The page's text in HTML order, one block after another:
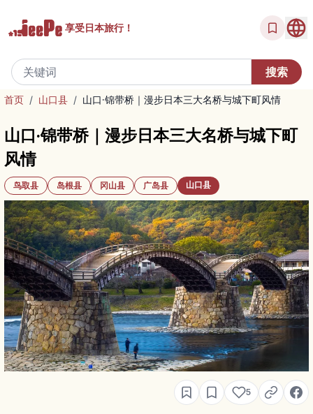
享受日本旅行！
首页 / 山口县 / 山口·锦带桥｜漫步日本三大名桥与城下町风情
山口·锦带桥｜漫步日本三大名桥与城下町
风情
鸟取县 岛根县 冈山县 广岛县 山口县
5